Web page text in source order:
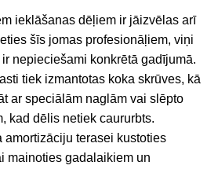
ieklāšanas dēļiem ir jāizvēlas arī
šīs jomas profesionāļiem, viņi
nepieciešami konkrētā gadījumā.
tiek izmantotas koka skrūves, kā
ar speciālām naglām vai slēpto
kad dēlis netiek caururbts.
amortizāciju terasei kustoties
mainoties gadalaikiem un